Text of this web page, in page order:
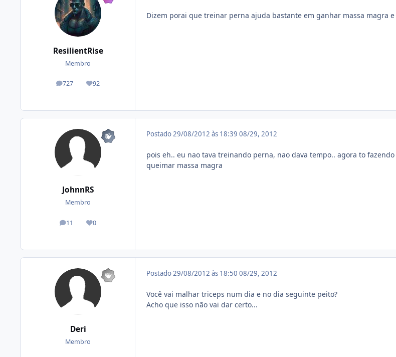
ResilientRise
Membro
727
posts 92
Reputação
Dizem porai que treinar perna ajuda bastante em ganhar massa magra
JohnnRS
Membro
11
posts 0
Reputação
Postado29/08/2012 às 18:39 08/29, 2012
pois eh.. eu nao tava treinando perna, nao dava tempo.. agora to
queimar massa magra
Deri
Membro
Postado29/08/2012 às 18:50 08/29, 2012
Você vai malhar triceps num dia e no dia seguinte peito?
Acho que isso não vai dar certo...